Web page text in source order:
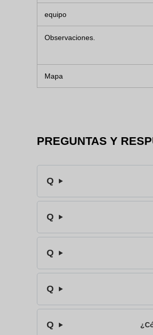
equipo
Observaciones.
Mapa
PREGUNTAS Y